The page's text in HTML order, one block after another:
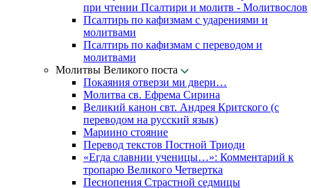
при чтении Псалтири и молитв - Молитвослов
Псалтирь по кафизмам с ударениями и
молитвами
Псалтирь по кафизмам с переводом и
молитвами
Молитвы Великого поста
Покаяния отверзи ми двери…
Молитва св. Ефрема Сирина
Великий канон свт. Андрея Критского (с
переводом на русский язык)
Мариино стояние
Перевод текстов Постной Триоди
«Егда славнии ученицы…»: Комментарий к
тропарю Великого Четвертка
Песнопения Страстной седмицы